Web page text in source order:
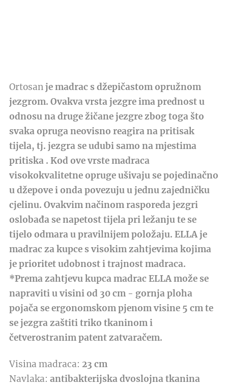
Ortosanje madrac s džepičastom opružnom
jezgrom. Ovakva vrsta jezgre ima prednost u
odnosu na druge žičane jezgre zbog toga što
svaka opruga neovisno reagira na pritisak
tijela, tj. jezgra se udubi samo na mjestima
pritiska . Kod ove vrste madraca
visokokvalitetne opruge ušivaju se pojedinačno
u džepove i onda povezuju u jednu zajedničku
cjelinu. Ovakvim načinom rasporeda jezgri
oslobađa se napetost tijela pri ležanju te se
tijelo odmara u pravilnijem položaju. ELLA je
madrac za kupce s visokim zahtjevima kojima
je prioritet udobnost i trajnost madraca.
*Prema zahtjevu kupca madrac ELLA može se
napraviti u visini od 30 cm - gornja ploha
pojača se ergonomskom pjenom visine 5 cm te
se jezgra zaštiti triko tkaninom i
četverostranim patent zatvaračem.
Visina madraca: 23 cm
Navlaka: antibakterijska dvoslojna tkanina